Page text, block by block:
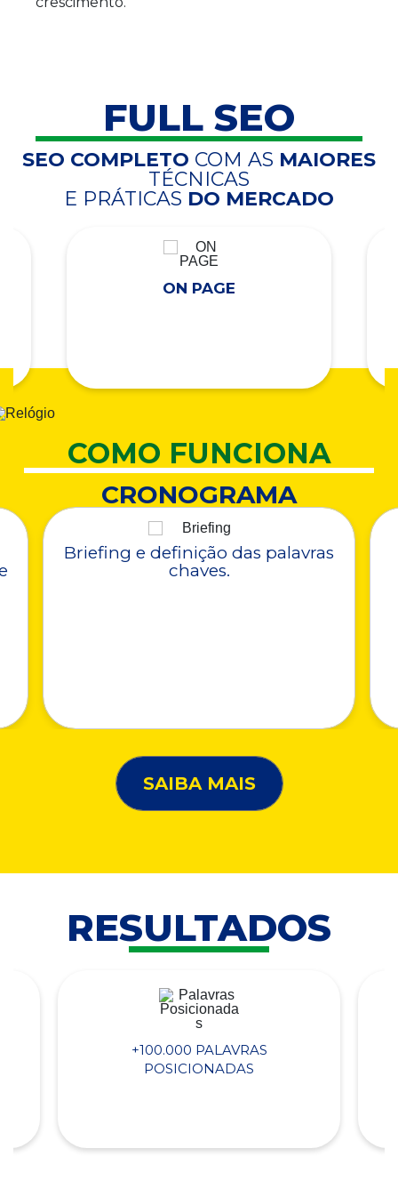
FULL SEO
SEO COMPLETO COM AS MAIORES
TÉCNICAS
E PRÁTICAS DO MERCADO
ON PAGE
COMO FUNCIONA
CRONOGRAMA
Briefing e definição das palavras
chaves.
SAIBA MAIS
RESULTADOS
+100.000 PALAVRAS
POSICIONADAS